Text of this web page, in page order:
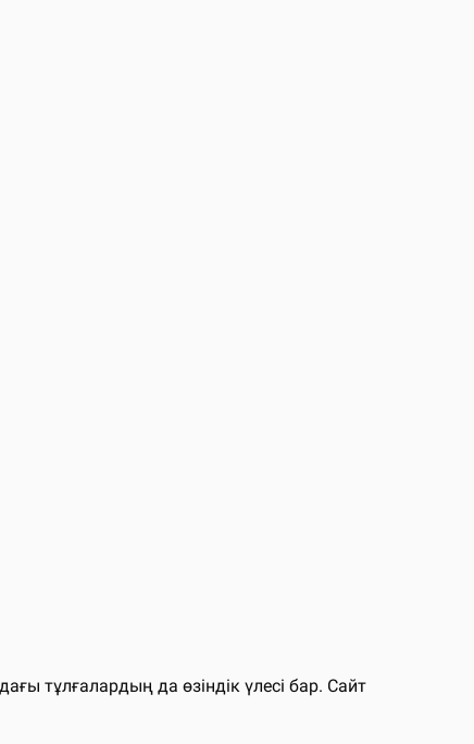
тұлғалардың да өзіндік үлесі бар. Сайт